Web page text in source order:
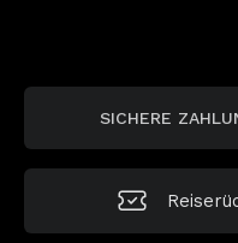
SICHERE